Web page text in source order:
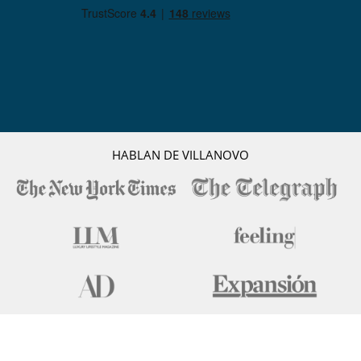
n’avoir qu’une envie : y revenir !
grande joie de leur maman
pour
mon mari
jamais grâce à
l’adorable Mouna qui se plie en quatre pour faire plaisir à chacun.
Nous nous souviendrons longtemps de ces quelques jours de
reviendrons avec joie !
Bravo pour ce riad magnifique aussi magnifique que chaleureux
HABLAN DE VILLANOVO